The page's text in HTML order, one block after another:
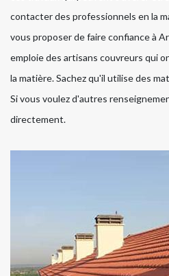
contacter des professionnels en la
vous proposer de faire confiance à
emploie des artisans couvreurs qui
la matière. Sachez qu'il utilise des
Si vous voulez d'autres
directement.